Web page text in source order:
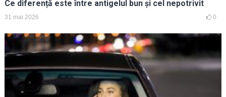
Ce diferență este între antigelul bun și cel nepotrivit
31 mai 2026 0